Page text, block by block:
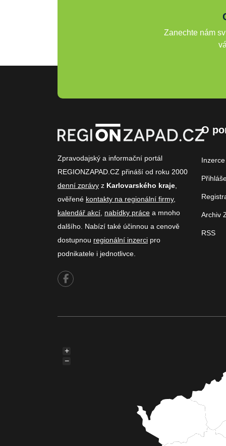
Zanechte nám
Zpravodajský a informační portál
REGIONZAPAD.CZ přináší od roku 2000
denní zprávy z Karlovarského kraje
ověřené kontakty na regionální firmy,
kalendář akcí nabídky práce a mnoho
dalšího. Nabízí také účinnou a cenově
dostupnou regionální inzerci pro
podnikatele i jednotlivce.
O
Inzerce
Archiv
RSS
+
−